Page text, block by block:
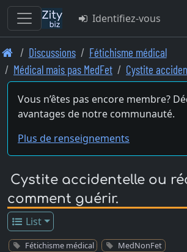
Skip
to
main
content
Identifiez-vous
Discussions
Fétichisme médical
Médical mais pas MedFet
Cystite
Vous n’êtes pas encore membre?
avantages de notre communauté.
Plus de renseignements
Cystite accidentelle ou
comment guérir.
List
Fétichisme médical MedNonFet